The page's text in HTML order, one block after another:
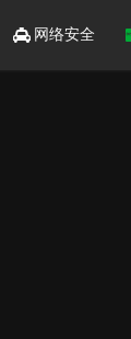
网络安全